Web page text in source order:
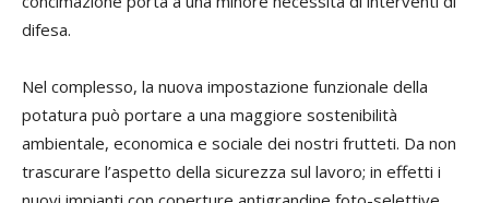
difesa.
Nel complesso, la nuova impostazione funzionale della
potatura può portare a una maggiore sostenibilità
ambientale, economica e sociale dei nostri frutteti. Da non
trascurare l’aspetto della sicurezza sul lavoro; in effetti i